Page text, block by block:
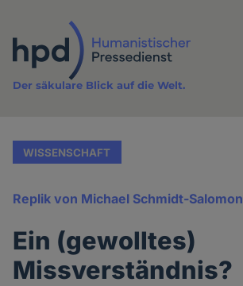
Inhalt
Der säkulare Blick auf die Welt.
WISSENSCHAFT
Replik von Michael Schmidt-Salomon
Ein (gewolltes)
Missverständnis?